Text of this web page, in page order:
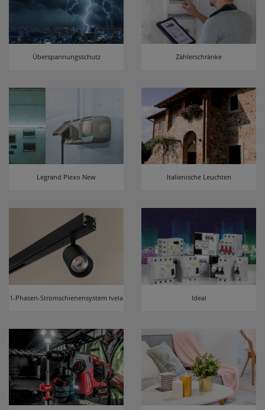
Überspannungsschutz Zählerschränke
Legrand Plexo New Italienische Leuchten
1-Phasen-Stromschienensystem Ivela Ideal